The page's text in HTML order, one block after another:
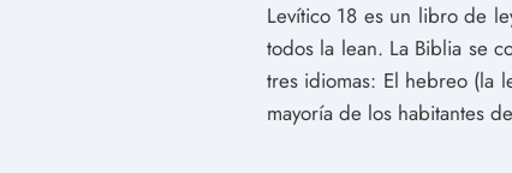
Levítico 18 es un libro de
todos la lean. La Biblia se
tres idiomas: El hebreo (la
mayoría de los habitantes